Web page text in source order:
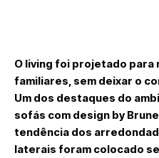
O living foi projetado para
familiares, sem deixar o
Um dos destaques do
sofás com design by
tendência dos
laterais foram colocado